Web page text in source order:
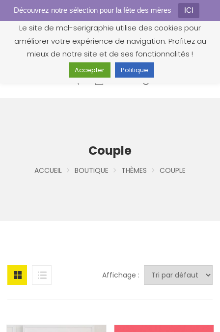
Découvrez notre sélection pour la fête des mères ICI
0
Couple
ACCUEIL BOUTIQUE THÈMES COUPLE
Affichage :
Gestion des cookies
Le site de mcl-serigraphie utilise des cookies pour
améliorer votre expérience de navigation. Profitez au
mieux de notre site et de ses fonctionnalités !
Accepter Politique